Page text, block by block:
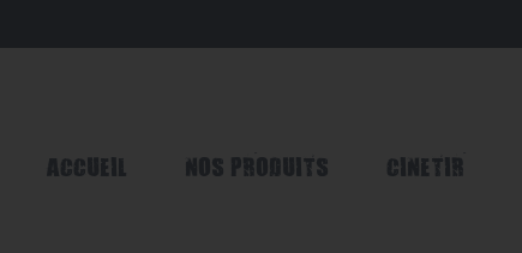
ACCUEIL NOS PRODUITS CINETIR